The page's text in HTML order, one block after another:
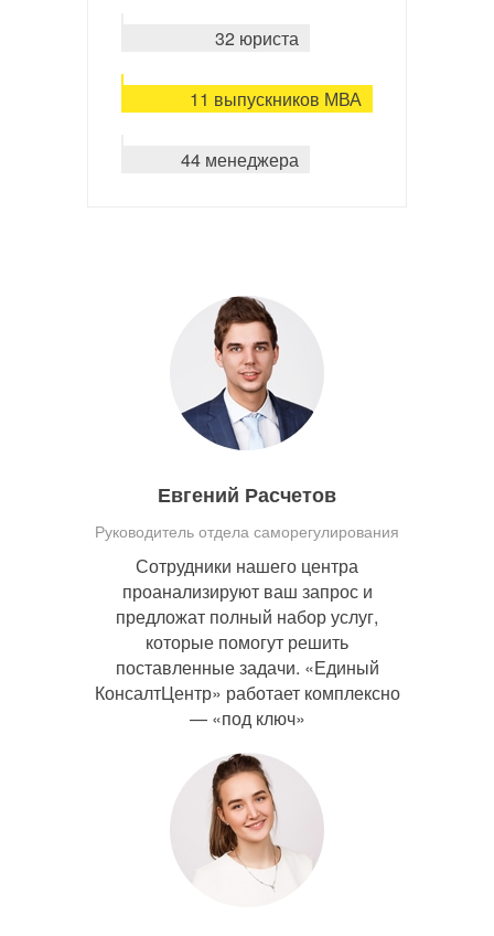
32 юриста
11 выпускников МВА
44 менеджера
Евгений Расчетов
Руководитель отдела саморегулирования
Сотрудники нашего центра
проанализируют ваш запрос и
предложат полный набор услуг,
которые помогут решить
поставленные задачи. «Единый
КонсалтЦентр» работает комплексно
— «под ключ»